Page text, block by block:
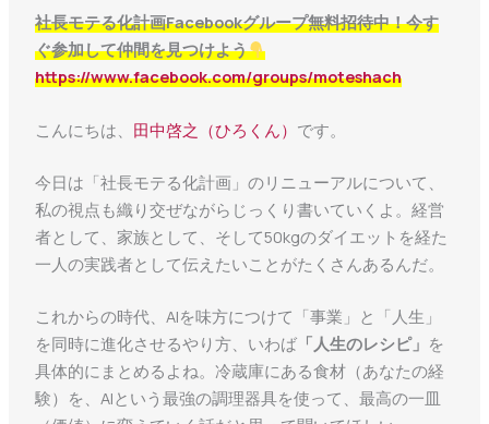
社長モテる化計画Facebookグループ無料招待中！今す
ぐ参加して仲間を見つけよう
https://www.facebook.com/groups/moteshach
こんにちは、 田中啓之（ひろくん） です。
今日は「社長モテる化計画」のリニューアルについて、
私の視点も織り交ぜながらじっくり書いていくよ。経営
者として、家族として、そして50kgのダイエットを経た
一人の実践者として伝えたいことがたくさんあるんだ。
これからの時代、AIを味方につけて「事業」と「人生」
を同時に進化させるやり方、いわば「人生のレシピ」 を
具体的にまとめるよね。冷蔵庫にある食材（あなたの経
験）を、AIという最強の調理器具を使って、最高の一皿